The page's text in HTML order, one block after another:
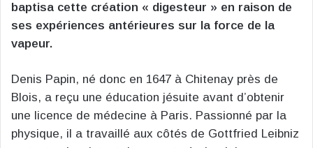
baptisa cette création « digesteur » en raison de
ses expériences antérieures sur la force de la
vapeur.
Denis Papin, né donc en 1647 à Chitenay près de
Blois, a reçu une éducation jésuite avant d’obtenir
une licence de médecine à Paris. Passionné par la
physique, il a travaillé aux côtés de Gottfried Leibniz